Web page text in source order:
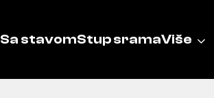
Sa stavomStup sramaViše